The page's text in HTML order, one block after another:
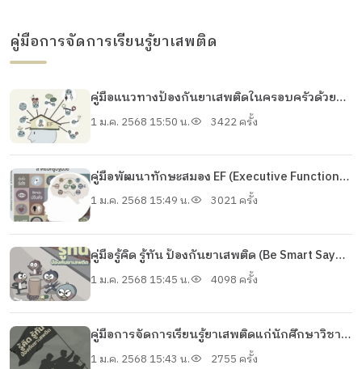
คู่มือการจัดการเรียนรู้ยาเสพติด
คู่มือแนวทางป้องกันยาเสพติดในครอบครัวด้วย
ทักษะสมอง EF (Executive Functions) สำหรับผู้
1 ม.ค. 2568 15:50 น. 3422 ครั้ง
คู่มือพัฒนาทักษะสมอง EF (Executive Functions)
สำหรับครูปฐมวัย
1 ม.ค. 2568 15:49 น. 3021 ครั้ง
คู่มือรู้คิด รู้ทัน ป้องกันยาเสพติด (Be Smart Say
No To Drugs)
1 ม.ค. 2568 15:45 น. 4098 ครั้ง
คู่มือการจัดการเรียนรู้ยาเสพติดแก่นักศึกษาวิชา
ทหาร
1 ม.ค. 2568 15:43 น. 2755 ครั้ง